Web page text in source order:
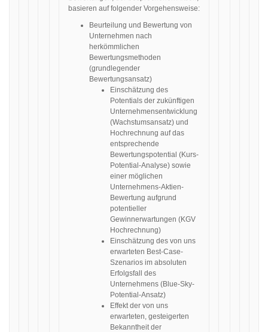
basieren auf folgender Vorgehensweise:
Beurteilung und Bewertung von
Unternehmen nach
herkömmlichen
Bewertungsmethoden
(grundlegender
Bewertungsansatz)
Einschätzung des
Potentials der zukünftigen
Unternehmensentwicklung
(Wachstumsansatz) und
Hochrechnung auf das
entsprechende
Bewertungspotential (Kurs-
Potential-Analyse) sowie
einer möglichen
Unternehmens-Aktien-
Bewertung aufgrund
potentieller
Gewinnerwartungen (KGV
Hochrechnung)
Einschätzung des von uns
erwarteten Best-Case-
Szenarios im absoluten
Erfolgsfall des
Unternehmens (Blue-Sky-
Potential-Ansatz)
Effekt der von uns
erwarteten, gesteigerten
Bekanntheit der